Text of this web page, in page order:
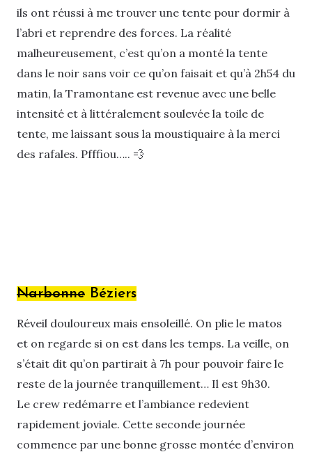
ils ont réussi à me trouver une tente pour dormir à
l’abri et reprendre des forces. La réalité
malheureusement, c’est qu’on a monté la tente
dans le noir sans voir ce qu’on faisait et qu’à 2h54 du
matin, la Tramontane est revenue avec une belle
intensité et à littéralement soulevée la toile de
tente, me laissant sous la moustiquaire à la merci
des rafales. Pfffiou….. 💨
Narbonne Béziers
Réveil douloureux mais ensoleillé. On plie le matos
et on regarde si on est dans les temps. La veille, on
s’était dit qu’on partirait à 7h pour pouvoir faire le
reste de la journée tranquillement… Il est 9h30.
Le crew redémarre et l’ambiance redevient
rapidement joviale. Cette seconde journée
commence par une bonne grosse montée d’environ